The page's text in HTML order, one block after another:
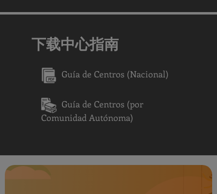
下载中心指南
Guía de Centros (Nacional)
Guía de Centros (por
Comunidad Autónoma)